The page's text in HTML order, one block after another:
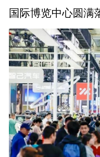
国际博览中心圆满